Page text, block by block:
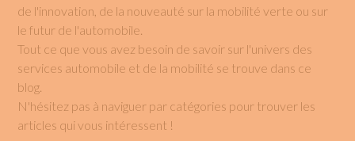
de l'innovation, de la nouveauté sur la mobilité verte ou sur
le futur de l'automobile.
Tout ce que vous avez besoin de savoir sur l'univers des
services automobile et de la mobilité se trouve dans ce
blog.
N'hésitez pas à naviguer par catégories pour trouver les
articles qui vous intéressent !